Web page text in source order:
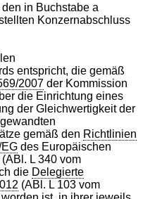
in Buchstabe a
Konzernabschluss
entspricht, die gemäß
2007der Kommission
die Einrichtung eines
der Gleichwertigkeit der
gemäß den Richtlinien
des Europäischen
L 340 vom
die Delegierte
(ABl. L 103 vom